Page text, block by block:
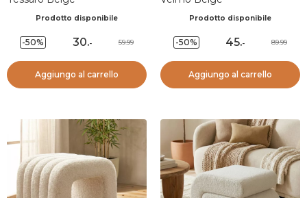
Prodotto disponibile
-50% 30.- 59.99
Aggiungo al carrello
Prodotto disponibile
-50% 45.- 89.99
Aggiungo al carrello